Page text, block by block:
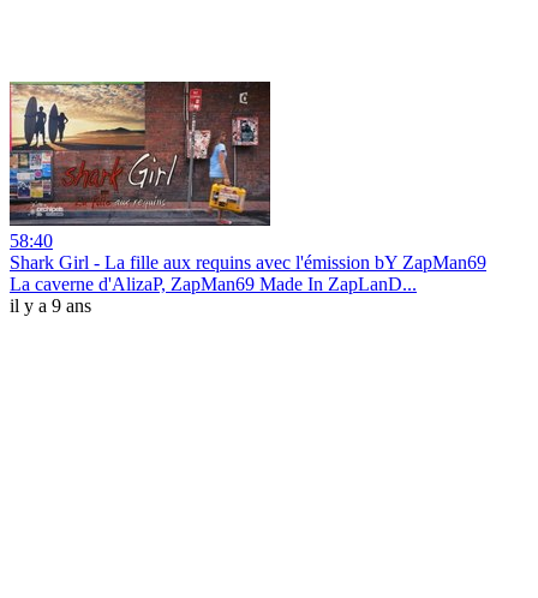
58:40
Shark Girl - La fille aux requins avec l'émission bY ZapMan69
La caverne d'AlizaP, ZapMan69 Made In ZapLanD...
il y a 9 ans